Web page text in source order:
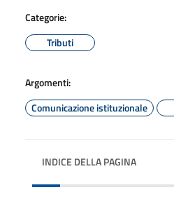
Categorie:
Tributi
Argomenti:
Comunicazione istituzionale
INDICE DELLA PAGINA